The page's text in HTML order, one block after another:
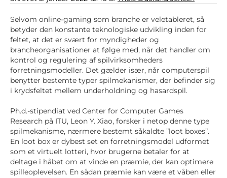
Selvom online-gaming som branche er veletableret, så
betyder den konstante teknologiske udvikling inden for
feltet, at det er svært for myndigheder og
brancheorganisationer at følge med, når det handler om
kontrol og regulering af spilvirksomheders
forretningsmodeller. Det gælder især, når computerspil
benytter bestemte typer spilmekanismer, der befinder sig
i krydsfeltet mellem underholdning og hasardspil.
Ph.d.-stipendiat ved Center for Computer Games
Research på ITU, Leon Y. Xiao, forsker i netop denne type
spilmekanisme, nærmere bestemt såkaldte ”loot boxes”.
En loot box er dybest set en forretningsmodel udformet
som et virtuelt lotteri, hvor brugerne betaler for at
deltage i håbet om at vinde en præmie, der kan optimere
spilleoplevelsen. En sådan præmie kan være et våben eller